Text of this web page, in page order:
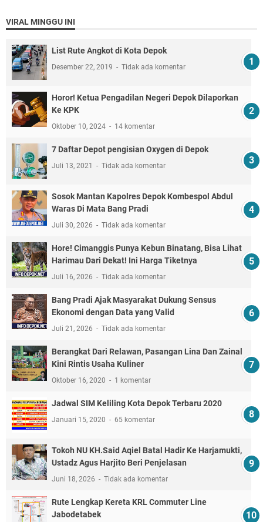
VIRAL MINGGU INI
List Rute Angkot di Kota Depok
Desember 22, 2019 Tidak ada komentar
Horor! Ketua Pengadilan Negeri Depok Dilaporkan
Ke KPK
Oktober 10, 2024 14 komentar
7 Daftar Depot pengisian Oxygen di Depok
Juli 13, 2021 Tidak ada komentar
Sosok Mantan Kapolres Depok Kombespol Abdul
Waras Di Mata Bang Pradi
Juli 30, 2026 Tidak ada komentar
Hore! Cimanggis Punya Kebun Binatang, Bisa Lihat
Harimau Dari Dekat! Ini Harga Tiketnya
Juli 16, 2026 Tidak ada komentar
Bang Pradi Ajak Masyarakat Dukung Sensus
Ekonomi dengan Data yang Valid
Juli 21, 2026 Tidak ada komentar
Berangkat Dari Relawan, Pasangan Lina Dan Zainal
Kini Rintis Usaha Kuliner
Oktober 16, 2020 1 komentar
Jadwal SIM Keliling Kota Depok Terbaru 2020
Januari 15, 2020 65 komentar
Tokoh NU KH.Said Aqiel Batal Hadir Ke Harjamukti,
Ustadz Agus Harjito Beri Penjelasan
Juni 18, 2026 Tidak ada komentar
Rute Lengkap Kereta KRL Commuter Line
Jabodetabek